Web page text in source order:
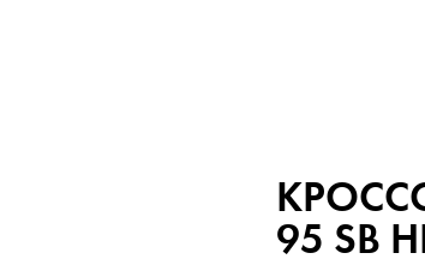
95 SB